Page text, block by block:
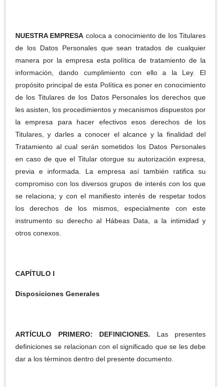
NUESTRA EMPRESA coloca a conocimiento de los Titulares
de los Datos Personales que sean tratados de cualquier
manera por la empresa esta política de tratamiento de la
información, dando cumplimiento con ello a la Ley. El
propósito principal de esta Política es poner en conocimiento
de los Titulares de los Datos Personales los derechos que
les asisten, los procedimientos y mecanismos dispuestos por
la empresa para hacer efectivos esos derechos de los
Titulares, y darles a conocer el alcance y la finalidad del
Tratamiento al cual serán sometidos los Datos Personales
en caso de que el Titular otorgue su autorización expresa,
previa e informada. La empresa así también ratifica su
compromiso con los diversos grupos de interés con los que
se relaciona; y con el manifiesto interés de respetar todos
los derechos de los mismos, especialmente con este
instrumento su derecho al Hábeas Data, a la intimidad y
otros conexos.
CAPÍTULO I
Disposiciones Generales
ARTÍCULO PRIMERO: DEFINICIONES. Las presentes
definiciones se relacionan con el significado que se les debe
dar a los términos dentro del presente documento.